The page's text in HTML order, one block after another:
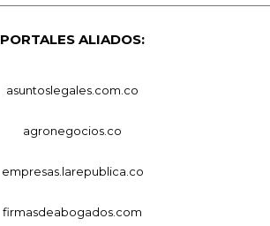
PORTALES ALIADOS:
asuntoslegales.com.co
agronegocios.co
empresas.larepublica.co
firmasdeabogados.com